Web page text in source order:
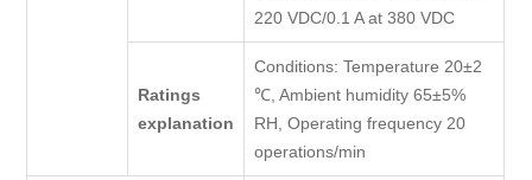
220 VDC/0.1 A at 380 VDC
Ratings
explanation
Conditions: Temperature 20±2
℃, Ambient humidity 65±5%
RH, Operating frequency 20
operations/min